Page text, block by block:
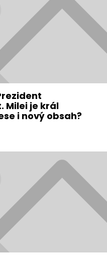
Milei je král
i nový obsah?